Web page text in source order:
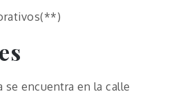
se encuentra en la calle